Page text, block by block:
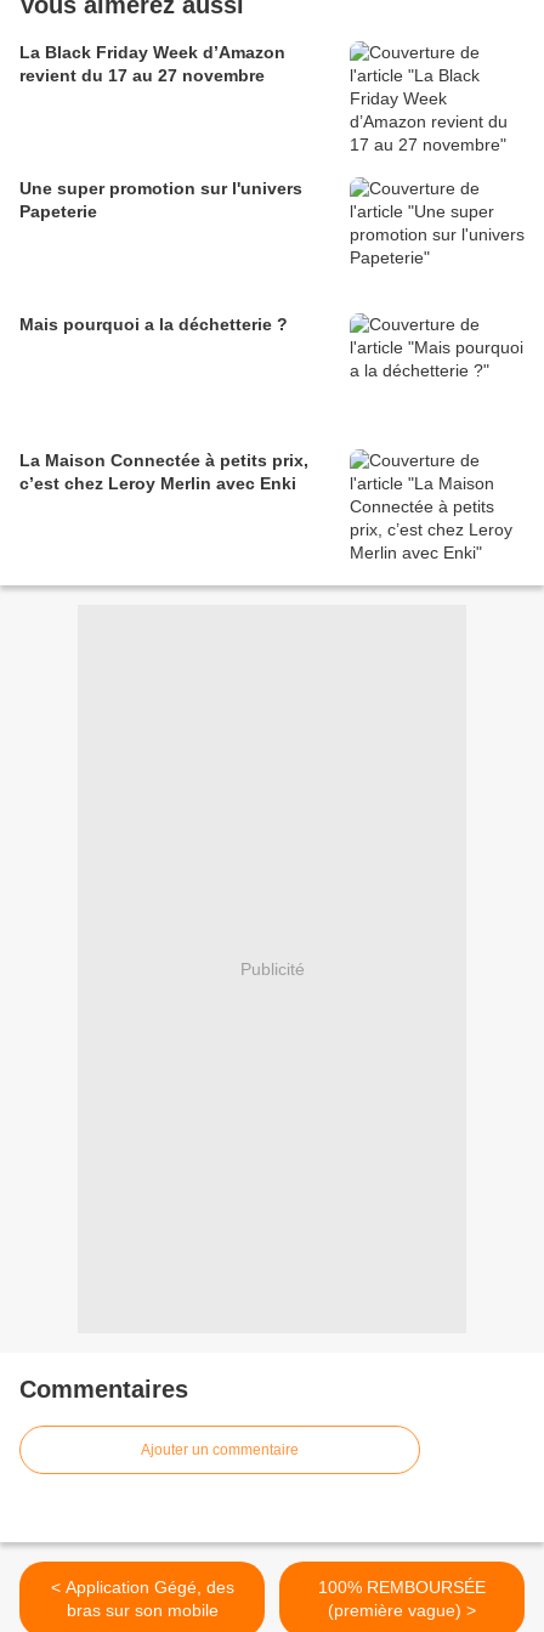
La Black Friday Week d’Amazon
revient du 17 au 27 novembre
Une super promotion sur l'univers
Papeterie
Mais pourquoi a la déchetterie ?
La Maison Connectée à petits prix,
c’est chez Leroy Merlin avec Enki
Publicité
Commentaires
Ajouter un commentaire
< Application Gégé, des
bras sur son mobile
100% REMBOURSÉE
(première vague) >